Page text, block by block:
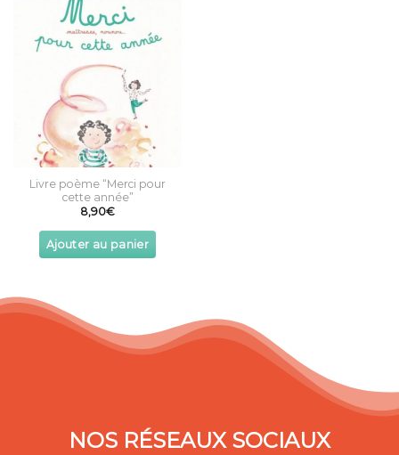
Livre poème “Merci pour
cette année”
8,90€
Ajouter au panier
NOS RÉSEAUX SOCIAUX